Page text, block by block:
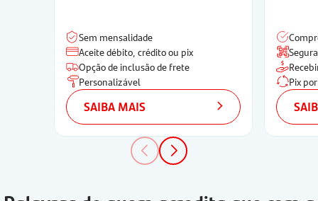
Sem mensalidade
Aceite débito, crédito ou pix
Opção de inclusão de frete
Personalizável
SAIBA MAIS
Pix